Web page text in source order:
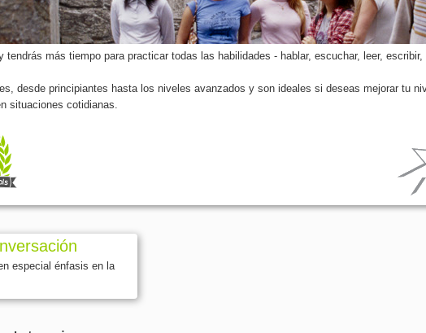
más tiempo para practicar todas las habilidades - hablar, escuchar, leer,
desde principiantes hasta los niveles avanzados y son ideales si deseas mejorar tu
situaciones cotidianas.
especial énfasis en la